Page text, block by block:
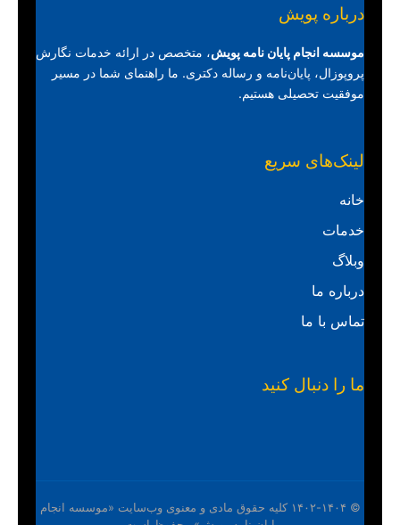
درباره پویش
موسسه انجام پایان نامه پویش، متخصص در ارائه خدمات نگارش
پروپوزال، پایان‌نامه و رساله دکتری. ما راهنمای شما در مسیر
موفقیت تحصیلی هستیم.
لینک‌های سریع
خانه
خدمات
وبلاگ
درباره ما
تماس با ما
ما را دنبال کنید
© ۱۴۰۲-۱۴۰۴ کلیه حقوق مادی و معنوی وب‌سایت «موسسه انجام